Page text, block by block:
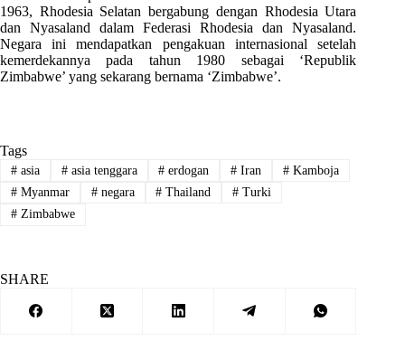
1963, Rhodesia Selatan bergabung dengan Rhodesia Utara
dan Nyasaland dalam Federasi Rhodesia dan Nyasaland.
Negara ini mendapatkan pengakuan internasional setelah
kemerdekannya pada tahun 1980 sebagai ‘Republik
Zimbabwe’ yang sekarang bernama ‘Zimbabwe’.
Tags
#asia #asia tenggara # erdogan # Iran # Kamboja
#Myanmar #negara # Thailand # Turki
#Zimbabwe
SHARE